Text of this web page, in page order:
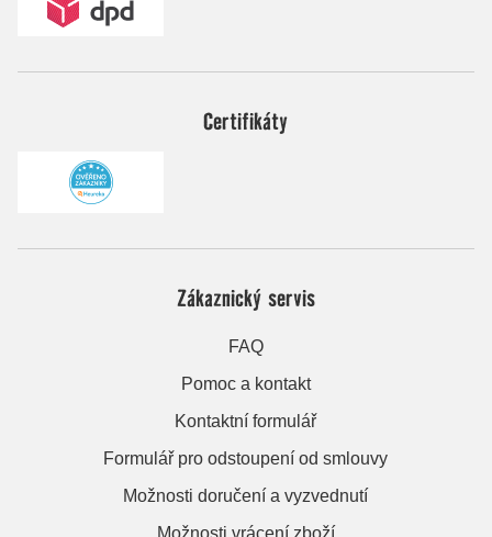
Certifikáty
Zákaznický servis
FAQ
Pomoc a kontakt
Kontaktní formulář
Formulář pro odstoupení od smlouvy
Možnosti doručení a vyzvednutí
Možnosti vrácení zboží